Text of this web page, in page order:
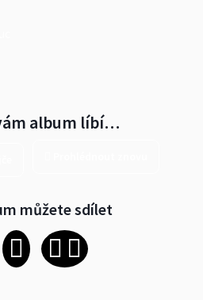
album líbí…
můžete sdílet